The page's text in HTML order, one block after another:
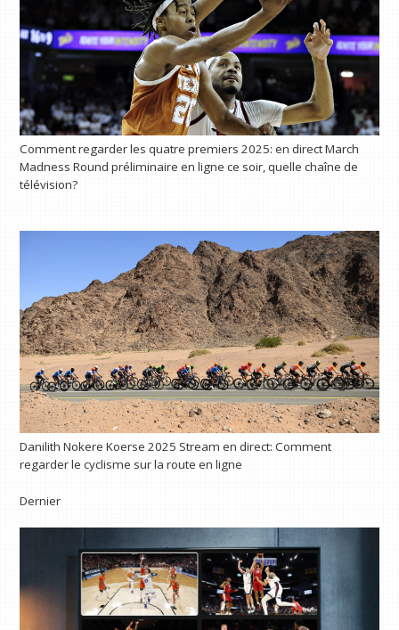
Comment regarder les quatre premiers 2025: en direct March
Madness Round préliminaire en ligne ce soir, quelle chaîne de
télévision?
Danilith Nokere Koerse 2025 Stream en direct: Comment
regarder le cyclisme sur la route en ligne
Dernier